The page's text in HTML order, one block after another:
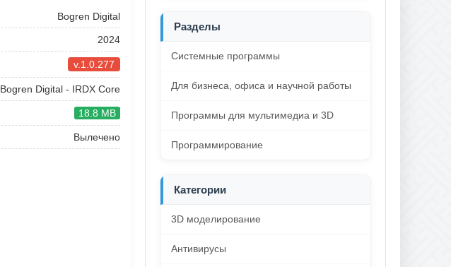
Bogren Digital
2024
v.1.0.277
Bogren Digital - IRDX Core
18.8 MB
Вылечено
Разделы
Системные программы
Для бизнеса, офиса и научной работы
Программы для мультимедиа и 3D
Программирование
Категории
3D моделирование
Антивирусы